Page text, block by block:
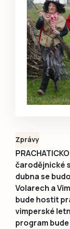
Zprávy
čarodějnické
dubna se
Volarech a
bude hostit
vimperské
program